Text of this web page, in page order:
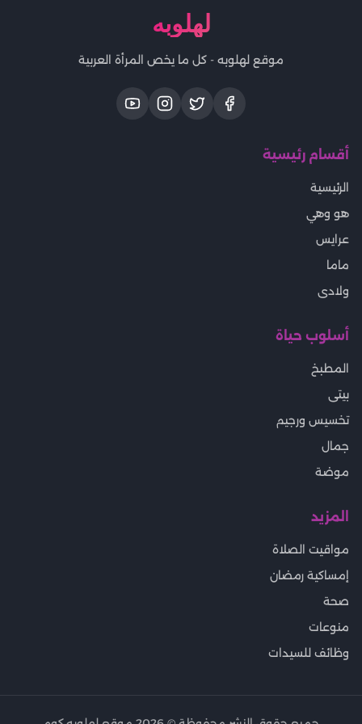
لهلوبه
موقع لهلوبه - كل ما يخص المرأة العربية
أقسام رئيسية
الرئيسية
هو وهي
عرايس
ماما
ولادى
أسلوب حياة
المطبخ
بيتى
تخسيس ورجيم
جمال
موضة
المزيد
مواقيت الصلاة
إمساكية رمضان
صحة
منوعات
وظائف للسيدات